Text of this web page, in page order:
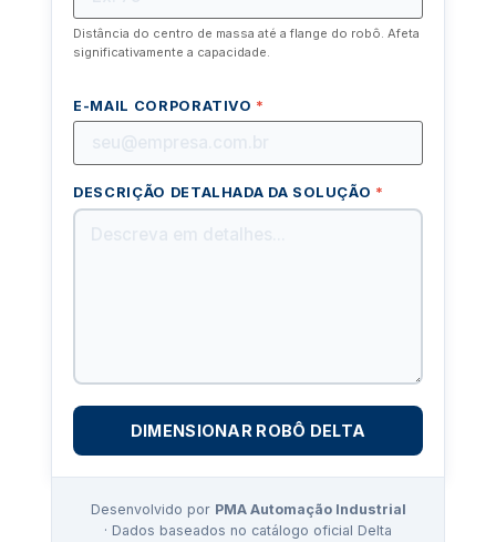
Distância do centro de massa até a flange do robô. Afeta
significativamente a capacidade.
E-MAIL CORPORATIVO *
DESCRIÇÃO DETALHADA DA SOLUÇÃO *
DIMENSIONAR ROBÔ DELTA
Desenvolvido por PMA Automação Industrial
· Dados baseados no catálogo oficial Delta